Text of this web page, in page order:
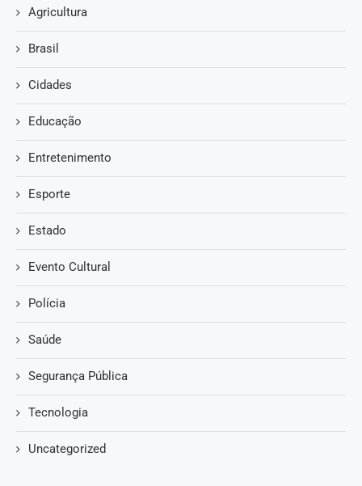
Agricultura
Brasil
Cidades
Educação
Entretenimento
Esporte
Estado
Evento Cultural
Polícia
Saúde
Segurança Pública
Tecnologia
Uncategorized